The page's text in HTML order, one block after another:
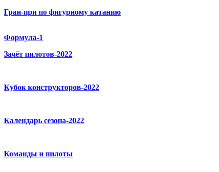
Гран-при по фигурному катанию
Формула-1
Зачёт пилотов-2022
Кубок конструкторов-2022
Календарь сезона-2022
Команды и пилоты